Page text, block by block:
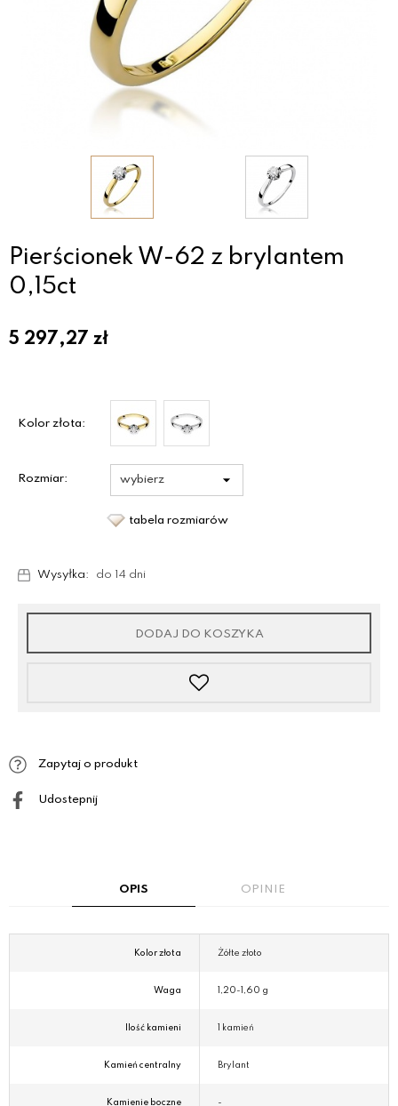
Pierścionek W-62 z brylantem
0,15ct
5 297,27 zł
Kolor złota:
Rozmiar:
tabela rozmiarów
Wysyłka: do 14 dni
DODAJ DO KOSZYKA
Zapytaj o produkt
Udostepnij
OPIS OPINIE
Kolor złota Żółte złoto
Waga 1,20-1,60 g
Ilość kamieni 1 kamień
Kamień centralny Brylant
Kamienie boczne -